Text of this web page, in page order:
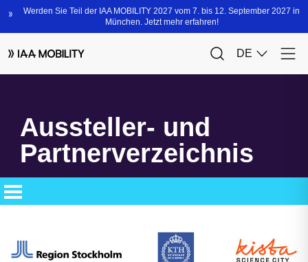
Aussteller- und
Partnerverzeichnis